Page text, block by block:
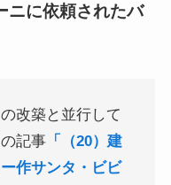
学ぶ
悲劇～冷戦後の国際
ニに依頼されたバ
改築と並行して
記事「（20）建
作サンタ・ビビ